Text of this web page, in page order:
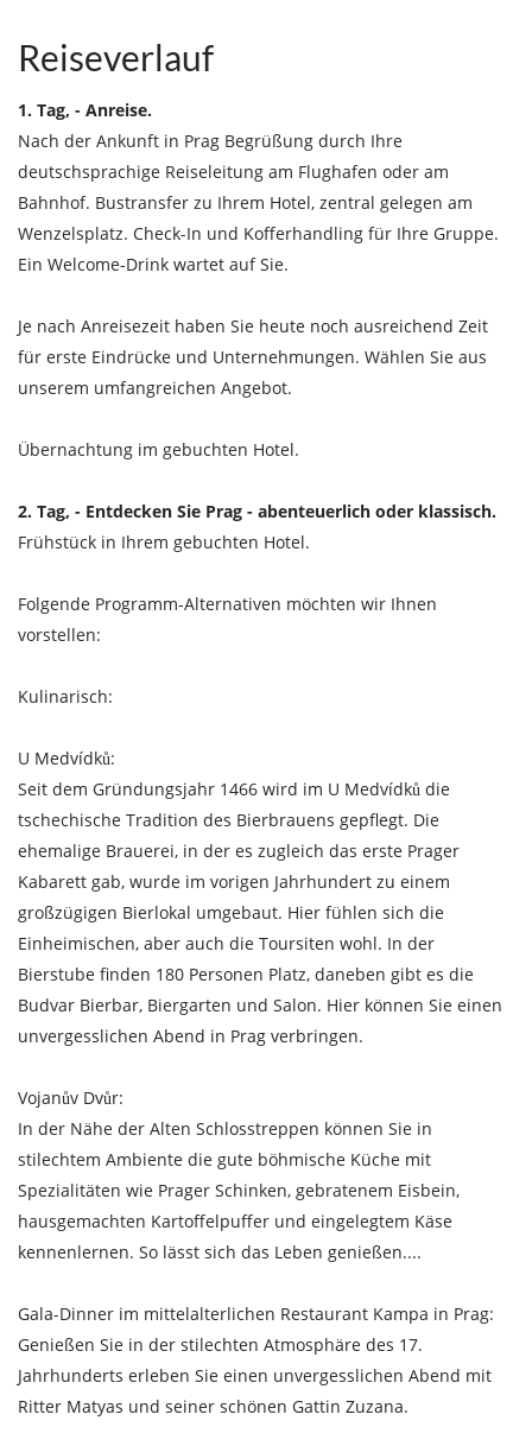
Reiseverlauf
1. Tag, - Anreise.
Nach der Ankunft in Prag Begrüßung durch Ihre
deutschsprachige Reiseleitung am Flughafen oder am
Bahnhof. Bustransfer zu Ihrem Hotel, zentral gelegen am
Wenzelsplatz. Check-In und Kofferhandling für Ihre Gruppe.
Ein Welcome-Drink wartet auf Sie.
Je nach Anreisezeit haben Sie heute noch ausreichend Zeit
für erste Eindrücke und Unternehmungen. Wählen Sie aus
unserem umfangreichen Angebot.
Übernachtung im gebuchten Hotel.
2. Tag, - Entdecken Sie Prag - abenteuerlich oder klassisch.
Frühstück in Ihrem gebuchten Hotel.
Folgende Programm-Alternativen möchten wir Ihnen
vorstellen:
Kulinarisch:
U Medvídků:
Seit dem Gründungsjahr 1466 wird im U Medvídků die
tschechische Tradition des Bierbrauens gepflegt. Die
ehemalige Brauerei, in der es zugleich das erste Prager
Kabarett gab, wurde im vorigen Jahrhundert zu einem
großzügigen Bierlokal umgebaut. Hier fühlen sich die
Einheimischen, aber auch die Toursiten wohl. In der
Bierstube finden 180 Personen Platz, daneben gibt es die
Budvar Bierbar, Biergarten und Salon. Hier können Sie einen
unvergesslichen Abend in Prag verbringen.
Vojanův Dvůr:
In der Nähe der Alten Schlosstreppen können Sie in
stilechtem Ambiente die gute böhmische Küche mit
Spezialitäten wie Prager Schinken, gebratenem Eisbein,
hausgemachten Kartoffelpuffer und eingelegtem Käse
kennenlernen. So lässt sich das Leben genießen....
Gala-Dinner im mittelalterlichen Restaurant Kampa in Prag:
Genießen Sie in der stilechten Atmosphäre des 17.
Jahrhunderts erleben Sie einen unvergesslichen Abend mit
Ritter Matyas und seiner schönen Gattin Zuzana.